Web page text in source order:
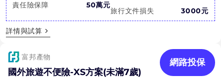
責任險保障
50萬元
旅行文件損失
3000元
詳情與試算
富邦產物
國外旅遊不便險-XS方案(未滿7歲)
網路投保